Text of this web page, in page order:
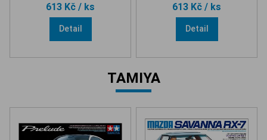
613 Kč / ks
Detail
613 Kč / ks
Detail
TAMIYA